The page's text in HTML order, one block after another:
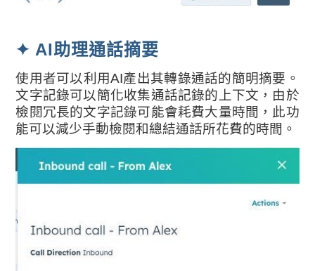
✦ AI助理通話摘要
使用者可以利用AI產出其轉錄通話的簡明摘要。
文字記錄可以簡化收集通話記錄的上下文，由於
檢閱冗長的文字記錄可能會耗費大量時間，此功
能可以減少手動檢閱和總結通話所花費的時間。